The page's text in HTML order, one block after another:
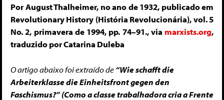
Por August Thalheimer, no ano de 1932, publicado em
Revolutionary History (História Revolucionária), vol. 5
No. 2, primavera de 1994, pp. 74–91., via marxists.org,
traduzido por Catarina Duleba
O artigo abaixo foi extraído de“Wie schafft die
Arbeiterklasse die Einheitsfront gegen den
Faschismus?” (Como a classe trabalhadora cria a Frente